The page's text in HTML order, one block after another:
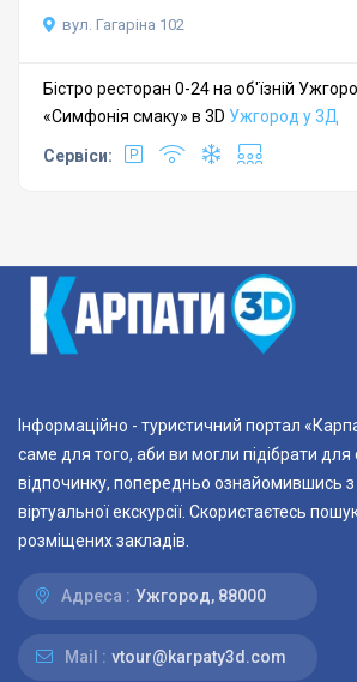
вул. Гагаріна 102
Бістро ресторан 0-24 на об'їзній
«Симфонія смаку» в 3D Ужгород у 3Д
Сервіси:
Інформаційно - туристичний портал
саме для того, аби ви могли підібрати для
відпочинку, попередньо ознайомившись
віртуальної екскурсії. Скористаєтесь
розміщених закладів.
Адреса : Ужгород, 88000
Mail : vtour@karpaty3d.com